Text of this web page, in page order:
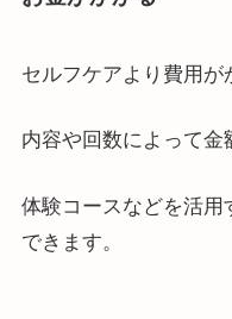
セルフケアより費用が
内容や回数によって金
体験コースなどを活
できます。